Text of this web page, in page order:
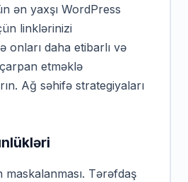
ən yaxşı WordPress
linklərinizi
onları daha etibarlı və
etməklə
Ağ səhifə strategiyaları
maskalanması. Tərəfdaş